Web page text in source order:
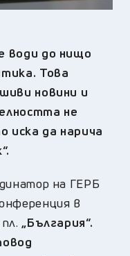
води до нищо
Това
новини и
не
иска да нарича
на ГЕРБ
в
„България“.